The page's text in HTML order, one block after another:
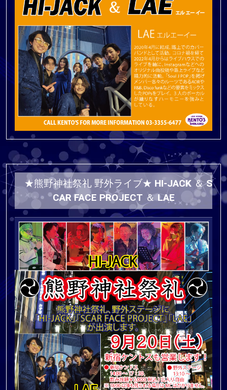
★熊野神社祭礼 野外ライブ★ HI-JACK ＆ S
CAR FACE PROJECT ＆ LAE